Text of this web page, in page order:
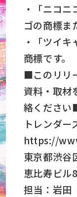
・「ニコ
ゴの商標ま
・「ツイ
商標です。
■このリリ
資料・取材
絡くださ
トレンダー
https://
東京都渋
恵比寿ビル
担当：岩田